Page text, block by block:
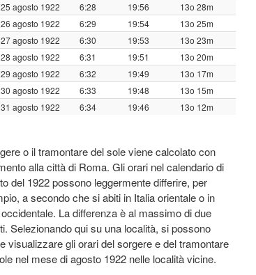
25 agosto 1922
6:28 19:56
13o 28m
26 agosto 1922
6:29 19:54
13o 25m
27 agosto 1922
6:30 19:53
13o 23m
28 agosto 1922
6:31 19:51
13o 20m
29 agosto 1922
6:32 19:49
13o 17m
30 agosto 1922
6:33 19:48
13o 15m
31 agosto 1922
6:34 19:46 13o 12m
o il tramontare del sole viene calcolato con
alla città di Roma. Gli orari nel calendario di
del 1922 possono leggermente differire, per
a secondo che si abiti in Italia orientale o in
La differenza è al massimo di due
Selezionando qui su una località, si possono
visualizzare gli orari del sorgere e del tramontare
nel mese di agosto 1922 nelle località vicine.